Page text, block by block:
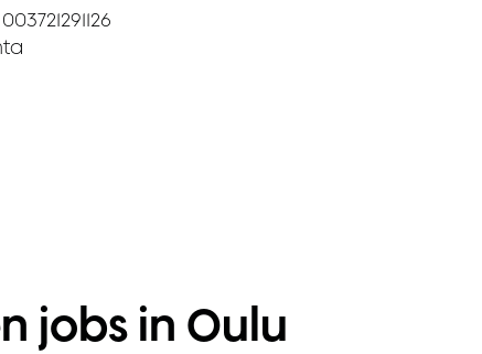
jobs in Oulu